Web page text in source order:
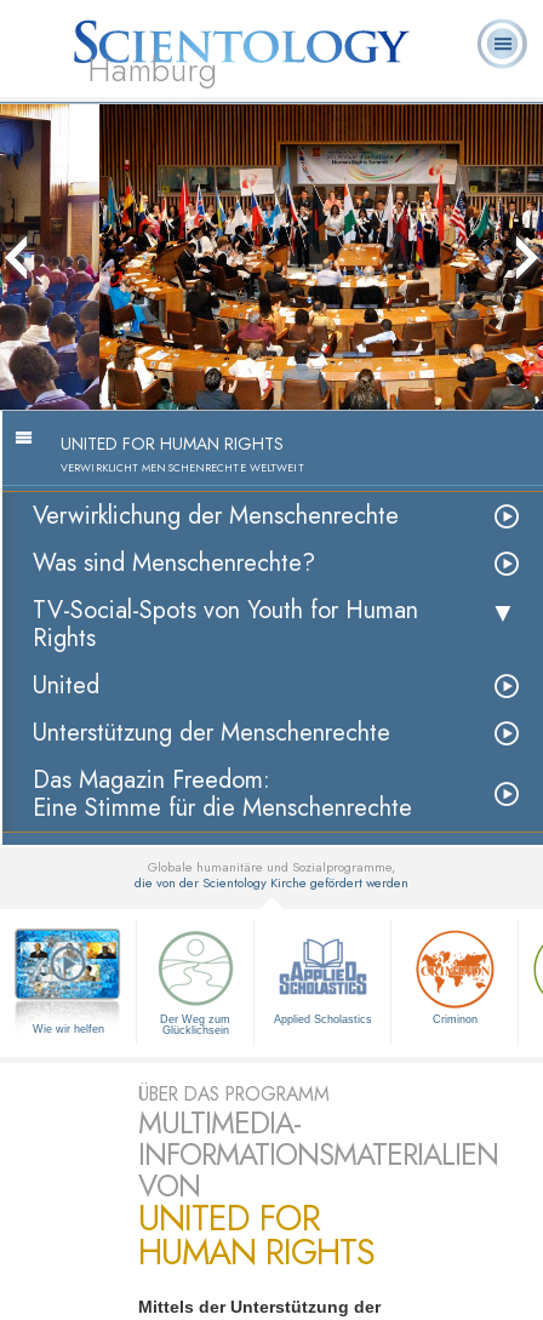
Hamburg
Über uns
Was ist
Scientology?
Geistliche
Häufig
Fragen
Umsetzung der Menschenrechte
Video anschauen
UNITED FOR HUMAN RIGHTS
VERWIRKLICHT MENSCHENRECHTE WELTWEIT
Verwirklichung der Menschenrechte
Was sind Menschenrechte?
TV-Social-Spots von Youth for Human
Rights
United
Unterstützung der Menschenrechte
Das Magazin Freedom:
Eine Stimme für die Menschenrechte
Globale humanitäre und Sozialprogramme,
die von der Scientology Kirche gefördert werden
Wie wir helfen
Der Weg zum
Glücklichsein
Applied Scholastics Criminon
ÜBER DAS PROGRAMM
MULTIMEDIA-
INFORMATIONSMATERIALIEN
VON
UNITED FOR
HUMAN RIGHTS
Mittels der Unterstützung der